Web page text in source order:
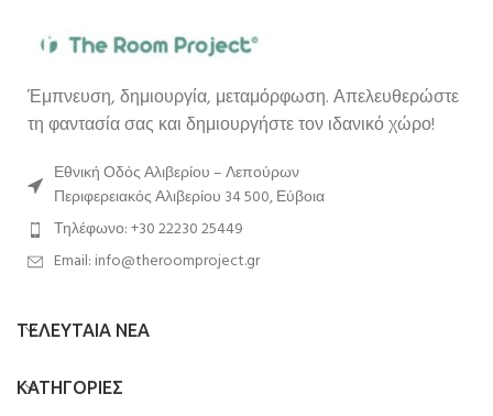
Έμπνευση, δημιουργία, μεταμόρφωση. Απελευθερώστε
τη φαντασία σας και δημιουργήστε τον ιδανικό χώρο!
Εθνική Οδός Αλιβερίου – Λεπούρων
Περιφερειακός Αλιβερίου 34 500, Εύβοια
Τηλέφωνο: +30 22230 25449
Email: info@theroomproject.gr
ΤΕΛΕΥΤΑΙΑ ΝΕΑ
ΚΑΤΗΓΟΡΙΕΣ